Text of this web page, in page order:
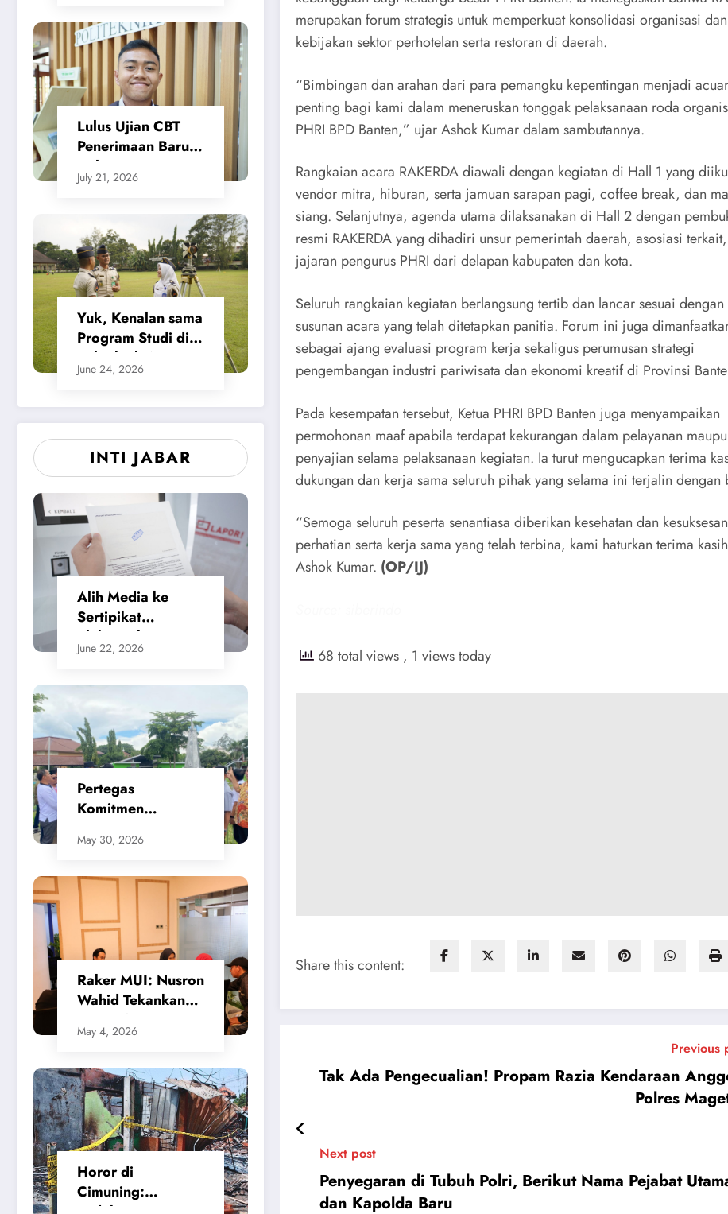
Tanah Beri
Kepastian bagi
Masyarakat
Lulus Ujian CBT
Penerimaan Baru,
Calon Taruna/i
Politeknik Agraria
Lanjutan
July 21, 2026
Yuk, Kenalan sama
Program Studi di
Politeknik Agraria
STPN
June 24, 2026
INTI JABAR
Alih Media ke
Sertipikat
Elektronik,
Masyarakat
Praktis dan
Berikan Rasa
Aman
June 22, 2026
Pertegas
Komitmen
SMSI Apresiasi
Walikota Cilegon
May 30, 2026
​Raker MUI: Nusron
Wahid Tekankan
Keseimbangan
Sistem
Bencana
May 4, 2026
Horor di
Cimuning:
merupakan forum strategis untuk memperkuat konsolidasi organisasi
kebijakan sektor perhotelan serta restoran di daerah.
“Bimbingan dan arahan dari para pemangku kepentingan menjadi
penting bagi kami dalam meneruskan tonggak pelaksanaan roda
PHRI BPD Banten,” ujar Ashok Kumar dalam sambutannya.
Rangkaian acara RAKERDA diawali dengan kegiatan di Hall 1 yang
vendor mitra, hiburan, serta jamuan sarapan pagi, coffee break, dan
siang. Selanjutnya, agenda utama dilaksanakan di Hall 2 dengan
resmi RAKERDA yang dihadiri unsur pemerintah daerah, asosiasi
jajaran pengurus PHRI dari delapan kabupaten dan kota.
Seluruh rangkaian kegiatan berlangsung tertib dan lancar sesuai dengan
susunan acara yang telah ditetapkan panitia. Forum ini juga
sebagai ajang evaluasi program kerja sekaligus perumusan strategi
pengembangan industri pariwisata dan ekonomi kreatif di Provinsi
Pada kesempatan tersebut, Ketua PHRI BPD Banten juga menyampaikan
permohonan maaf apabila terdapat kekurangan dalam pelayanan
penyajian selama pelaksanaan kegiatan. Ia turut mengucapkan terima
dukungan dan kerja sama seluruh pihak yang selama ini terjalin dengan
“Semoga seluruh peserta senantiasa diberikan kesehatan dan
perhatian serta kerja sama yang telah terbina, kami haturkan terima
Ashok Kumar. (OP/IJ)
68 total views , 1 views today
Share this content:
Previous
Tak Ada Pengecualian! Propam Razia Kendaraan
Polres
Next post
Penyegaran di Tubuh Polri, Berikut Nama Pejabat
dan Kapolda Baru